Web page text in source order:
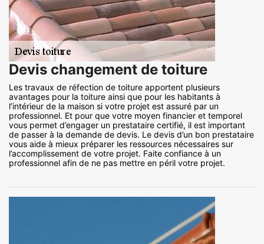
Devis changement de toiture
Les travaux de réfection de toiture apportent plusieurs
avantages pour la toiture ainsi que pour les habitants à
l’intérieur de la maison si votre projet est assuré par un
professionnel. Et pour que votre moyen financier et temporel
vous permet d’engager un prestataire certifié, il est important
de passer à la demande de devis. Le devis d’un bon prestataire
vous aide à mieux préparer les ressources nécessaires sur
l’accomplissement de votre projet. Faite confiance à un
professionnel afin de ne pas mettre en péril votre projet.